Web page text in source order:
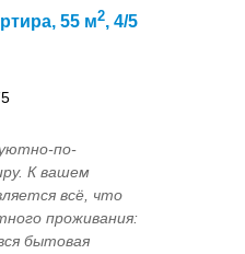
55 м2, 4/5
по-
К вашем
всё, что
проживания:
бытовая